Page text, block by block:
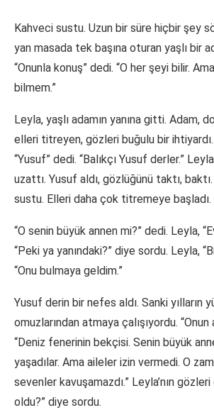
Kahveci sustu. Uzun bir süre hiçbir şey
yan masada tek başına oturan yaşlı bir
“Onunla konuş” dedi. “O her şeyi bilir.
bilmem.”
Leyla, yaşlı adamın yanına gitti. Adam,
elleri titreyen, gözleri buğulu bir ihtiyardı.
“Yusuf” dedi. “Balıkçı Yusuf derler.”
uzattı. Yusuf aldı, gözlüğünü taktı,
sustu. Elleri daha çok titremeye başladı.
“O senin büyük annen mi?” dedi. Leyla,
“Peki ya yanındaki?” diye sordu. Leyla,
“Onu bulmaya geldim.”
Yusuf derin bir nefes aldı. Sanki yılların
omuzlarından atmaya çalışıyordu. “Onun
“Deniz fenerinin bekçisi. Senin büyük
yaşadılar. Ama aileler izin vermedi. O
sevenler kavuşamazdı.” Leyla’nın
oldu?” diye sordu.